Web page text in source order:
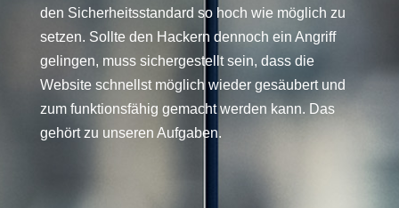
den Sicherheitsstandard so hoch wie möglich zu
setzen. Sollte den Hackern dennoch ein Angriff
gelingen, muss sichergestellt sein, dass die
Website schnellst möglich wieder gesäubert und
zum funktionsfähig gemacht werden kann. Das
gehört zu unseren Aufgaben.